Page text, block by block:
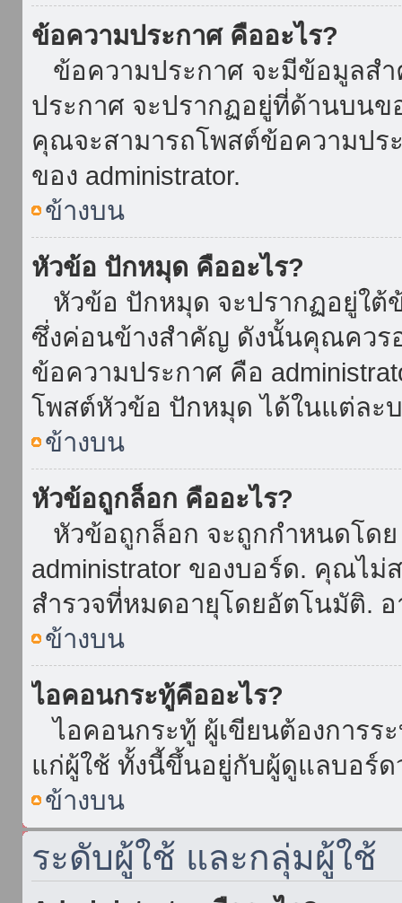
ข้อความประกาศ คืออะไร?
ข้อความประกาศ จะมีข้อมูลส
ประกาศ จะปรากฏอยู่ที่ด้านบนข
คุณจะสามารถโพสต์ข้อความป
ของ administrator.
ข้างบน
หัวข้อ ปักหมุด คืออะไร?
หัวข้อ ปักหมุด จะปรากฏอยู่ใต้
ซึ่งค่อนข้างสำคัญ ดังนั้นคุณควร
ข้อความประกาศ คือ
โพสต์หัวข้อ ปักหมุด ได้ในแต่ละ
ข้างบน
หัวข้อถูกล็อก คืออะไร?
หัวข้อถูกล็อก จะถูกกำหนดโดย
administrator ของบอร์ด. คุณไ
สำรวจที่หมดอายุโดยอัตโนมัติ.
ข้างบน
ไอคอนกระทู้คืออะไร?
ไอคอนกระทู้ ผู้เขียนต้องการร
แก่ผู้ใช้ ทั้งนี้ขึ้นอยู่กับผู้ดูแลบอร์
ข้างบน
ระดับผู้ใช้ และกลุ่มผู้ใช้